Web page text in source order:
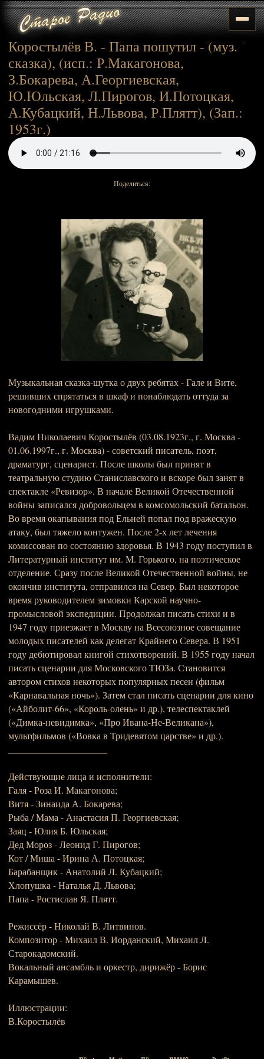
Коростылёв В. - Папа пошутил - (муз.
сказка), (исп.: Р.Макагонова,
З.Бокарева, А.Георгиевская,
Ю.Юльская, Л.Пирогов, И.Потоцкая,
А.Кубацкий, Н.Львова, Р.Плятт), (Зап.:
1953г.)
Поделиться:
Музыкальная сказка-шутка о двух ребятах - Гале и Вите,
решивших спрятаться в шкаф и понаблюдать оттуда за
новогодними игрушками.
Вадим Николаевич Коростылёв (03.08.1923г., г. Москва -
01.06.1997г., г. Москва) - советский писатель, поэт,
драматург, сценарист. После школы был принят в
театральную студию Станиславского и вскоре был занят в
спектакле «Ревизор». В начале Великой Отечественной
войны записался добровольцем в комсомольский батальон.
Во время окапывания под Ельней попал под вражескую
атаку, был тяжело контужен. После 2-х лет лечения
комиссован по состоянию здоровья. В 1943 году поступил в
Литературный институт им. М. Горького, на поэтическое
отделение. Сразу после Великой Отечественной войны, не
окончив института, отправился на Север. Был некоторое
время руководителем зимовки Карской научно-
промысловой экспедиции. Продолжал писать стихи и в
1947 году приезжает в Москву на Всесоюзное совещание
молодых писателей как делегат Крайнего Севера. В 1951
году дебютировал книгой стихотворений. В 1955 году начал
писать сценарии для Московского ТЮЗа. Становится
автором стихов некоторых популярных песен (фильм
«Карнавальная ночь»). Затем стал писать сценарии для кино
(«Айболит-66», «Король-олень» и др.), телеспектаклей
(«Димка-невидимка», «Про Ивана-Не-Великана»),
мультфильмов («Вовка в Тридевятом царстве» и др.).
Действующие лица и исполнители:
Галя - Роза И. Макагонова;
Витя - Зинаида А. Бокарева;
Рыба / Мама - Анастасия П. Георгиевская;
Заяц - Юлия Б. Юльская;
Дед Мороз - Леонид Г. Пирогов;
Кот / Миша - Ирина А. Потоцкая;
Барабанщик - Анатолий Л. Кубацкий;
Хлопушка - Наталья Д. Львова;
Папа - Ростислав Я. Плятт.
Режиссёр - Николай В. Литвинов.
Композитор - Михаил В. Иорданский, Михаил Л.
Старокадомский.
Вокальный ансамбль и оркестр, дирижёр - Борис
Карамышев.
Иллюстрации:
В.Коростылёв